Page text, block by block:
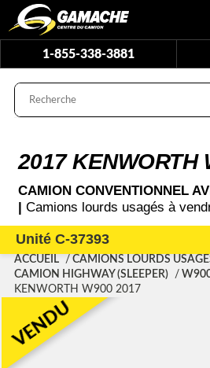
1-855-338-3881
2017 KENWORTH
CAMION CONVENTIONNEL AVEC COUCHETTE
| Camions lourds usagés à
Unité C-37393
ACCUEIL CAMIONS LOURDS
CAMION HIGHWAY (SLEEPER)
KENWORTH W900 2017
VENDU